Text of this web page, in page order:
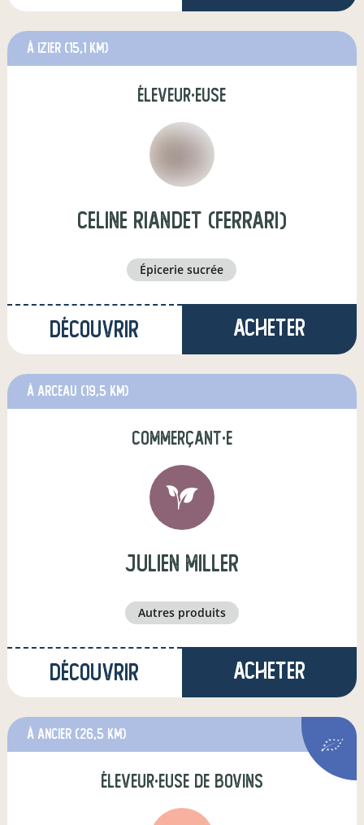
à Izier (15,1 km)
éleveur·euse
celine riandet (Ferrari)
épicerie sucrée
Découvrir Acheter
à Arceau (19,5 km)
commerçant·e
julien miller
autres produits
Découvrir Acheter
à Ancier (26,5 km)
éleveur·euse de bovins